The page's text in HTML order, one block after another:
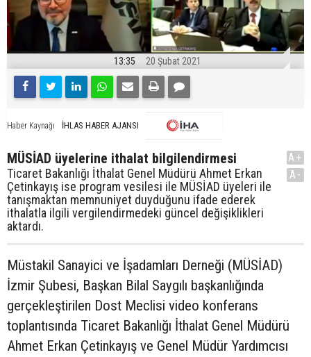
13:35 20 Şubat 2021
Haber Kaynağı İHLAS HABER AJANSI
MÜSİAD üyelerine ithalat bilgilendirmesi
Ticaret Bakanlığı İthalat Genel Müdürü Ahmet Erkan
Çetinkayış ise program vesilesi ile MÜSİAD üyeleri ile
tanışmaktan memnuniyet duyduğunu ifade ederek
ithalatla ilgili vergilendirmedeki güncel değişiklikleri
aktardı.
A+
A-
Müstakil Sanayici ve İşadamları Derneği (MÜSİAD)
İzmir Şubesi, Başkan Bilal Saygılı başkanlığında
gerçekleştirilen Dost Meclisi video konferans
toplantısında Ticaret Bakanlığı İthalat Genel Müdürü
Ahmet Erkan Çetinkayış ve Genel Müdür Yardımcısı